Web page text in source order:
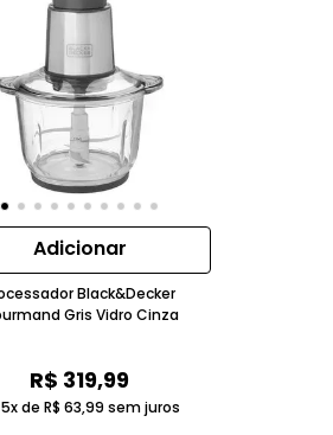
Adicionar
Black&Decker
Gris Vidro Cinza
R$ 319,99
deR$ 63,99 sem juros